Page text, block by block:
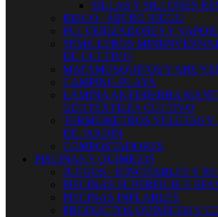
SILLAS Y SILLONES
RIEGO - MICRO RIEGO
PULVERIZADORES Y
SEMILLEROS
DE CULTIVO
MATAMOSQUITOS Y
CAMPING-PLAYA
LÁMINA ANTIHIERBA
GEOTÉXTILES CULTIVO
TERMOMETROS VELETAS Y
DE JARDÍN
COMPOSTADORES
PISCINAS Y QUIMICOS
JUEGOS - HINCHABLES Y
PISCINAS SUPERFICIE Y
PISCINAS INFLABLES
PRODUCTOS QUIMICOS Y